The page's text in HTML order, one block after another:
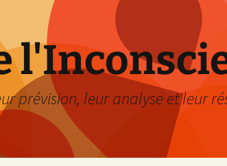
prévision, leur analyse et leur